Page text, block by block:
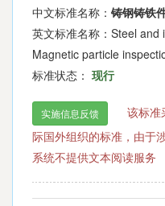
中文标准名称： 铸钢铸铁
英文标准名称：Steel
Magnetic particle
标准状态： 现行
实施信息反馈
该标准
际国外组织的标准，由于
系统不提供文本阅读服务